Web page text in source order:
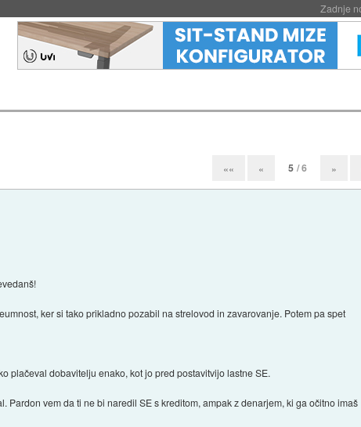
Zadnje
«« « 5 / 6 »
ker si tako prikladno pozabil na strelovod in zavarovanje. Potem pa spet
plačeval dobavitelju enako, kot jo pred postavitvijo lastne SE.
vem da ti ne bi naredil SE s kreditom, ampak z denarjem, ki ga očitno imaš